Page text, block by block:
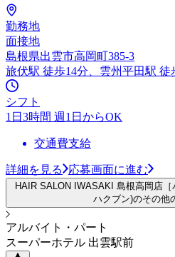
勤務地
面接地
島根県出雲市高岡町385-3
旅伏駅 徒歩14分、雲州平田駅 徒
シフト
1日3時間 週1日からOK
交通費支給
詳細を見る 応募画面に進む
HAIR SALON IWASAKI 島根高岡店
ハクブン)のその他
アルバイト・パート
スーパーホテル 出雲駅前